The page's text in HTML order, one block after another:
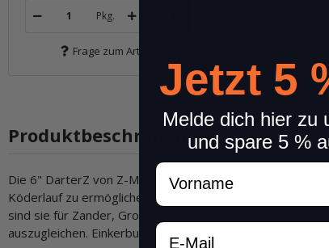
Pkg.
Frage zum Artikel
Produktbeschreibung
Die 6" DarterZ von Z-Man sind schlanke V-Tail
Köderlauf zu ermöglichen. Gefischt werden die DarterZ
sind sie für Zander, Großbarsch und Dorsch eine gute
auszugleichen. Einkerbungen im Bauch- und
Jetzt 5
Melde dich hier zu
und spare 5 %
Vorname
Email